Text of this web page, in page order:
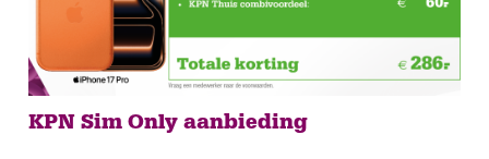
KPN Sim Only aanbieding